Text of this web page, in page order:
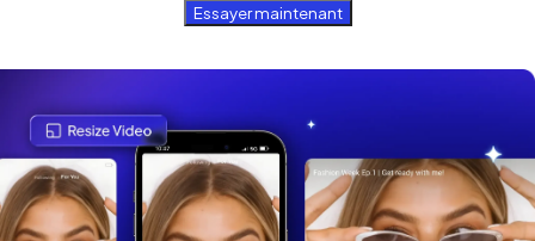
Essayer maintenant